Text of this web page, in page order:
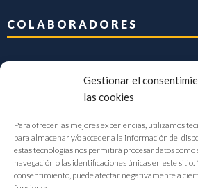
Gestionar el
las cookies
Para ofrecer las mejores experiencias, utilizamos
para almacenar y/o acceder a la información del
estas tecnologías nos permitirá procesar datos
navegación o las identificaciones únicas en este
consentimiento, puede afectar negativamente a
COLABORADORES